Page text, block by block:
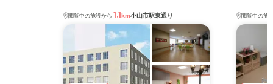
閲覧中の施設から 1.1km小山市駅東通り 閲覧中の施